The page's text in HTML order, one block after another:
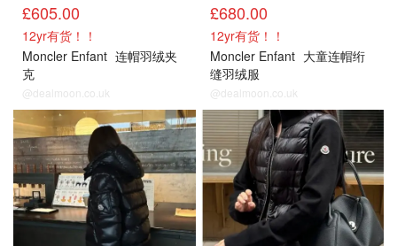
£605.00
12yr有货！！
Moncler Enfant 连帽羽绒夹
克
@dealmoon.co.uk
£680.00
12yr有货！！
Moncler Enfant 大童连帽绗
缝羽绒服
@dealmoon.co.uk
大童 大童